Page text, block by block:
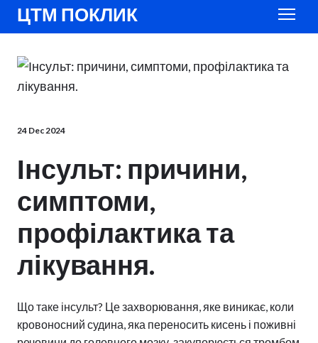
ЦТМ ПОКЛИК
24 Dec 2024
Інсульт: причини,
симптоми,
профілактика та
лікування.
Що таке інсульт? Це захворювання, яке виникає, коли
кровоносний судина, яка переносить кисень і поживні